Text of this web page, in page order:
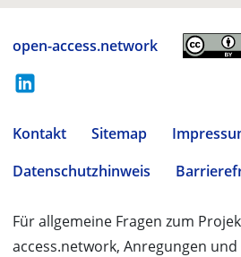
open-access.network
Kontakt Sitemap
Datenschutzhinweis
Für allgemeine Fragen zum
access.network, Anregungen